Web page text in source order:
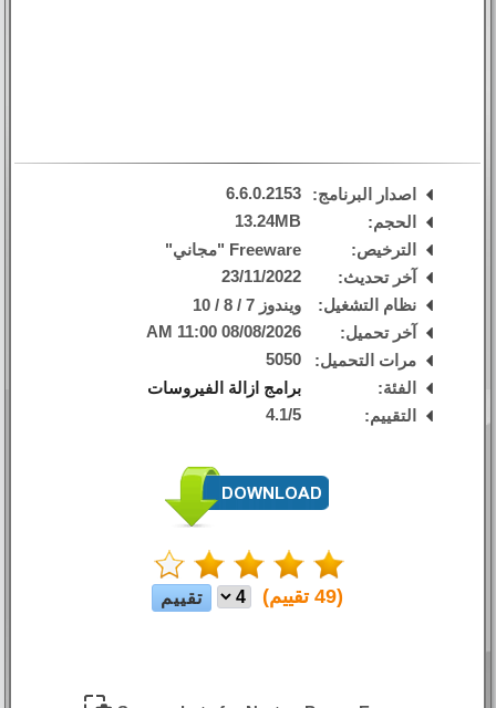
اصدار البرنامج:
6.6.0.2153
الحجم:
13.24MB
الترخيص:
Freeware "مجاني"
آخر تحديث:
23/11/2022
نظام التشغيل:
ويندوز 7 / 8 / 10
آخر تحميل:
08/08/2026 11:00 AM
مرات التحميل:
5050
الفئة:
برامج ازالة الفيروسات
التقييم:
4.1/5
(
49 تقييم)